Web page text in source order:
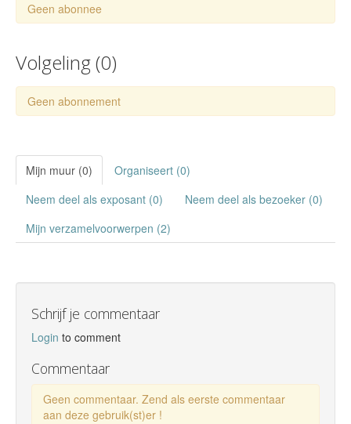
Geen abonnee
Volgeling (0)
Geen abonnement
Mijn muur (0)
Organiseert (0)
Neem deel als exposant (0)
Neem deel als bezoeker (0)
Mijn verzamelvoorwerpen (2)
Schrijf je commentaar
Login to comment
Commentaar
Geen commentaar. Zend als eerste commentaar
aan deze gebruik(st)er !